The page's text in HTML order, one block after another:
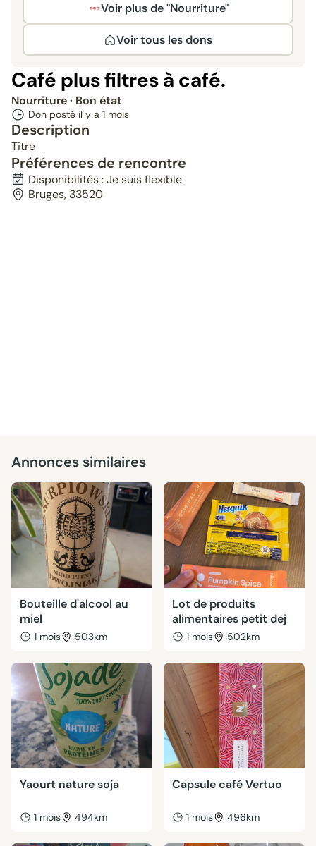
Voir plus de "Nourriture"
Voir tous les dons
Café plus filtres à café.
Nourriture· Bon état
Don posté il y a 1 mois
Description
Titre
Préférences de rencontre
Disponibilités : Je suis flexible
Bruges, 33520
Annonces similaires
Bouteille d'alcool au
miel
1 mois 503km
Lot de produits
alimentaires petit dej
1 mois 502km
Yaourt nature soja
1 mois 494km
Capsule café Vertuo
1 mois 496km